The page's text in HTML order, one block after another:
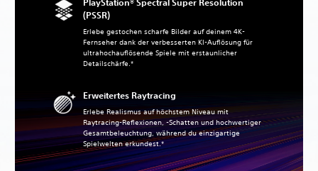
(PSSR)
Erlebe gestochen scharfe Bilder auf deinem 4K-
Fernseher dank der verbesserten KI-Auflösung für
ultrahochauflösende Spiele mit erstaunlicher
Detailschärfe.*
Erweitertes Raytracing
Erlebe Realismus auf höchstem Niveau mit
Raytracing-Reflexionen, -Schatten und hochwertiger
Gesamtbeleuchtung, während du einzigartige
Spielwelten erkundest.*